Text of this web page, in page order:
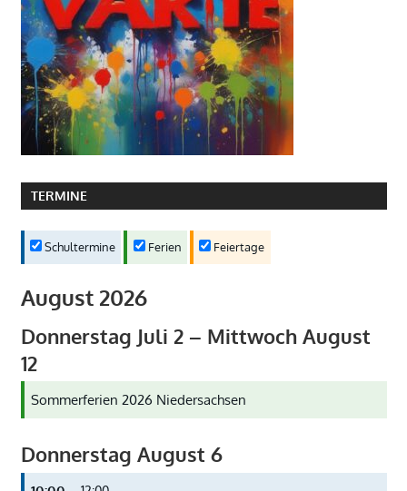
TERMINE
Schultermine Ferien Feiertage
August 2026
Donnerstag Juli 2– Mittwoch August
12
Sommerferien 2026 Niedersachsen
Donnerstag August 6